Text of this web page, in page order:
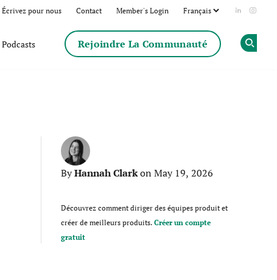
Écrivez pour nous Contact Member's Login Add us
Podcasts Rejoindre La Communauté
ByHannah Clarkon May 19, 2026
Découvrez comment diriger des équipes produit et
créer de meilleurs produits.Créer un compte
gratuit